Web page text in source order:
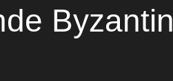
Byzantin